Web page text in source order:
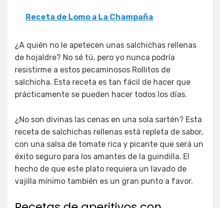
Receta de Lomo a La Champaña
¿A quién no le apetecen unas salchichas rellenas
de hojaldre? No sé tú, pero yo nunca podría
resistirme a estos pecaminosos Rollitos de
salchicha. Esta receta es tan fácil de hacer que
prácticamente se pueden hacer todos los días.
¿No son divinas las cenas en una sola sartén? Esta
receta de salchichas rellenas está repleta de sabor,
con una salsa de tomate rica y picante que será un
éxito seguro para los amantes de la guindilla. El
hecho de que este plato requiera un lavado de
vajilla mínimo también es un gran punto a favor.